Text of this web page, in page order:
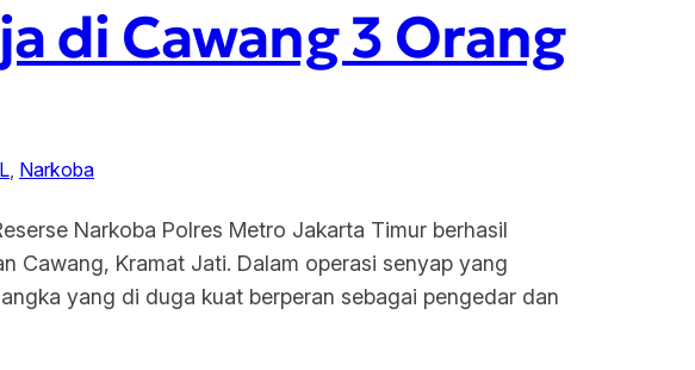
di Cawang 3 Orang
, Narkoba
Narkoba Polres Metro Jakarta Timur berhasil
Cawang, Kramat Jati. Dalam operasi senyap yang
yang di duga kuat berperan sebagai pengedar dan